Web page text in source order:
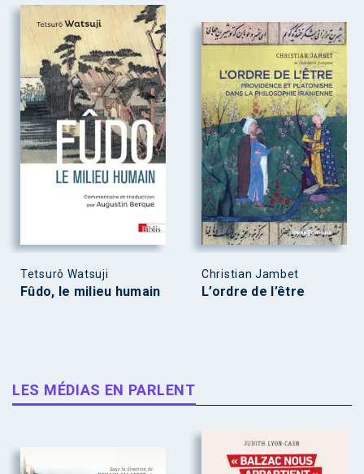
Tetsurô Watsuji
Fûdo, le milieu humain
Christian Jambet
L’ordre de l’être
LES MÉDIAS EN PARLENT